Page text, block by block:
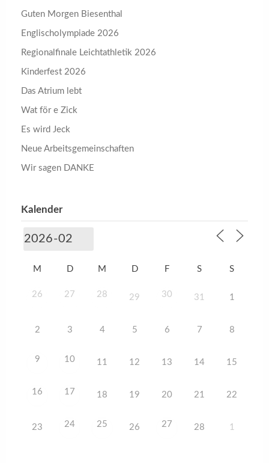
Guten Morgen Biesenthal
Englischolympiade 2026
Regionalfinale Leichtathletik 2026
Kinderfest 2026
Das Atrium lebt
Wat för e Zick
Es wird Jeck
Neue Arbeitsgemeinschaften
Wir sagen DANKE
Kalender
M D M D F S S
26 27 28 29 30 31 1
2 3 4 5 6 7 8
9 10 11 12 13 14 15
16 17 18 19 20 21 22
23 24 25 26 27 28 1